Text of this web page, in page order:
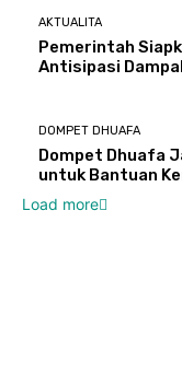
AKTUALITA
Pemerintah
Antisipasi
DOMPET DHUAFA
Dompet Dhuafa
untuk Bantuan
Load more